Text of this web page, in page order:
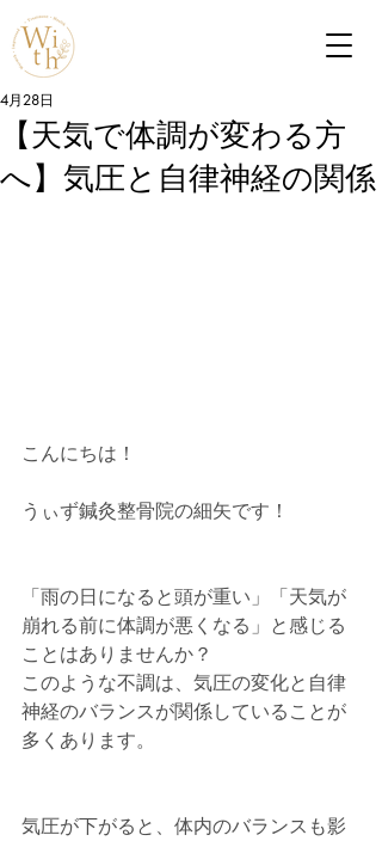
【天気で体調が変わる方
へ】気圧と自律神経の関係
4月28日
こんにちは！
うぃず鍼灸整骨院の細矢です！
「雨の日になると頭が重い」「天気が
崩れる前に体調が悪くなる」と感じる
ことはありませんか？
このような不調は、気圧の変化と自律
神経のバランスが関係していることが
多くあります。
気圧が下がると、体内のバランスも影